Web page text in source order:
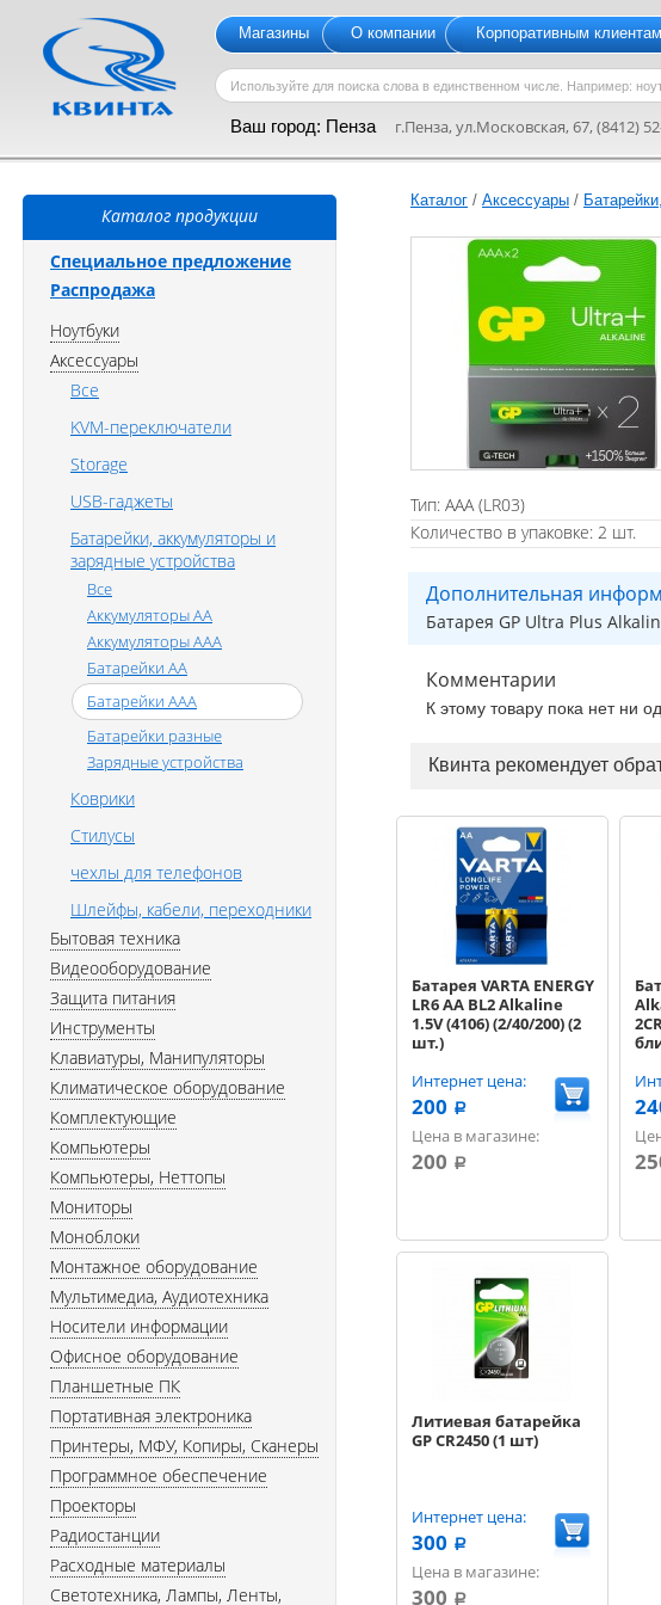
Магазины О компании Корпоративным клиентам
Ваш город: Пенза г.Пенза, ул.Московская, 67, (8412)
Каталог / Аксессуары /
Тип: AAA (LR03)
Количество в упаковке: 2 шт.
Дополнительная
Батарея GP Ultra Plus
Комментарии
К этому товару пока нет ни
Квинта рекомендует
Батарея VARTA ENERGY
LR6 AA BL2 Alkaline
1.5V (4106) (2/40/200) (2
шт.)
Интернет цена:
200 a
Цена в магазине:
200 a
Литиевая батарейка
GP CR2450 (1 шт)
Интернет цена:
300 a
Цена в магазине:
300 a
Каталог продукции
Специальное предложение
Распродажа
Ноутбуки
Аксессуары
Все
KVM-переключатели
Storage
USB-гаджеты
Батарейки, аккумуляторы и
зарядные устройства
Все
Аккумуляторы AA
Аккумуляторы AAA
Батарейки AA
Батарейки AAA
Батарейки разные
Зарядные устройства
Коврики
Стилусы
чехлы для телефонов
Шлейфы, кабели, переходники
Бытовая техника
Видеооборудование
Защита питания
Инструменты
Клавиатуры, Манипуляторы
Климатическое оборудование
Комплектующие
Компьютеры
Компьютеры, Неттопы
Мониторы
Моноблоки
Монтажное оборудование
Мультимедиа, Аудиотехника
Носители информации
Офисное оборудование
Планшетные ПК
Портативная электроника
Принтеры, МФУ, Копиры, Сканеры
Программное обеспечение
Проекторы
Радиостанции
Расходные материалы
Светотехника, Лампы, Ленты,